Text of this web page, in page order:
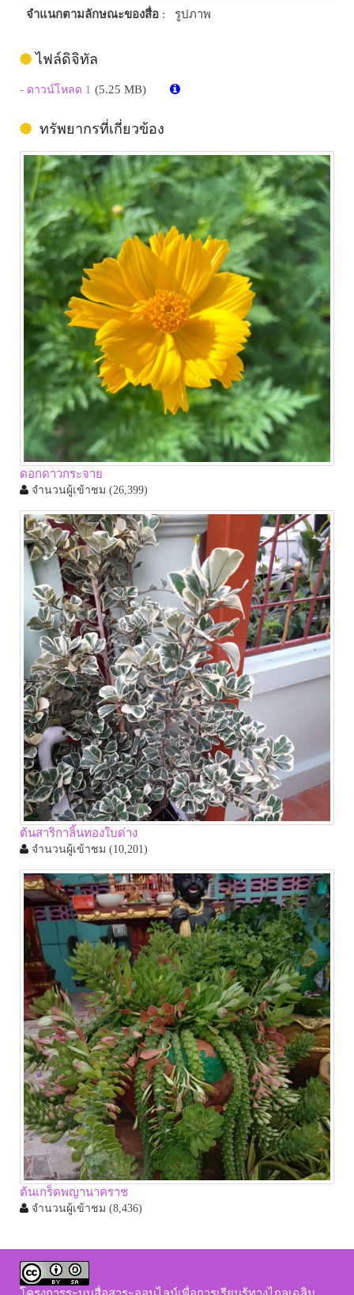
จำแนกตามลักษณะของสื่อ : รูปภาพ
ไฟล์ดิจิทัล
- ดาวน์โหลด 1 (5.25 MB)
ทรัพยากรที่เกี่ยวข้อง
ดอกดาวกระจาย
จำนวนผู้เข้าชม (26,399)
ต้นสาริกาลิ้นทองใบด่าง
จำนวนผู้เข้าชม (10,201)
ต้นเกร็ดพญานาคราช
จำนวนผู้เข้าชม (8,436)